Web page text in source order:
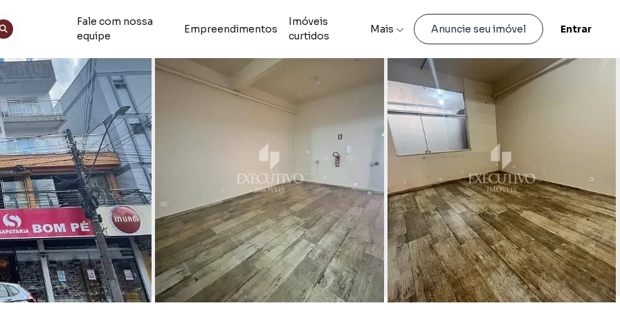
Fale com nossa
equipe
Empreendimentos
Imóveis
curtidos
Mais Anuncie seu imóvel Entrar